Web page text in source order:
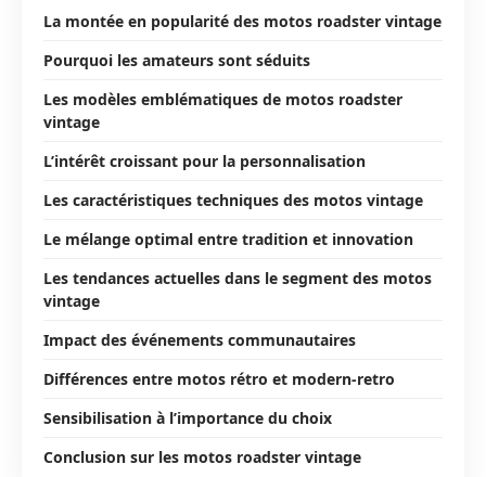
La montée en popularité des motos roadster vintage
Pourquoi les amateurs sont séduits
Les modèles emblématiques de motos roadster
vintage
L’intérêt croissant pour la personnalisation
Les caractéristiques techniques des motos vintage
Le mélange optimal entre tradition et innovation
Les tendances actuelles dans le segment des motos
vintage
Impact des événements communautaires
Différences entre motos rétro et modern-retro
Sensibilisation à l’importance du choix
Conclusion sur les motos roadster vintage